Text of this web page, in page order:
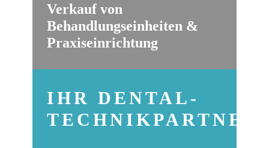
Verkauf von
Behandlungseinheiten &
Praxiseinrichtung
IHR DENTAL-
TECHNIKPARTNER